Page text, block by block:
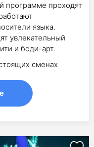
программе проходят
языка.
увлекательный
и боди-арт.
сменах